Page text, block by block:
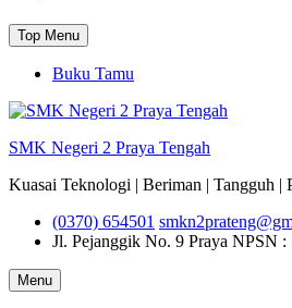
Top Menu
Buku Tamu
SMK Negeri 2 Praya Tengah
Kuasai Teknologi | Beriman | Tangguh |
(0370) 654501
Jl. Pejanggik No. 9 Praya NPSN :
Menu